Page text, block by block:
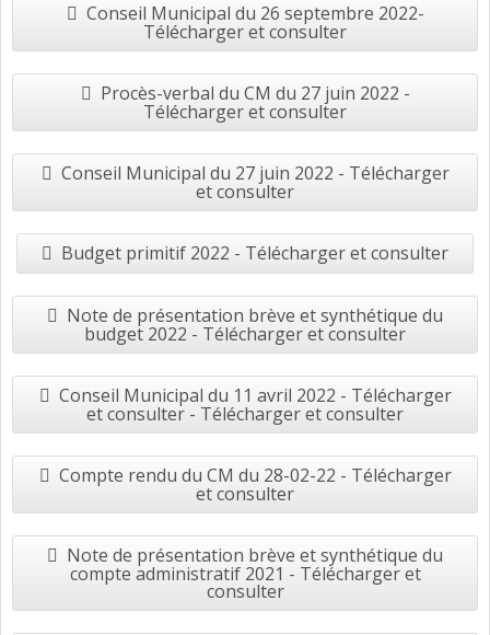
Conseil Municipal du 26 septembre 2022-
Télécharger et consulter
Procès-verbal du CM du 27 juin 2022 -
Télécharger et consulter
Conseil Municipal du 27 juin 2022 - Télécharger
et consulter
Budget primitif 2022 - Télécharger et consulter
Note de présentation brève et synthétique du
budget 2022 - Télécharger et consulter
Conseil Municipal du 11 avril 2022 - Télécharger
et consulter - Télécharger et consulter
Compte rendu du CM du 28-02-22 - Télécharger
et consulter
Note de présentation brève et synthétique du
compte administratif 2021 - Télécharger et
consulter